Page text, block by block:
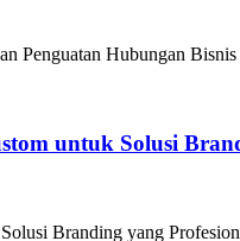
Penguatan Hubungan
untuk Solusi
Branding yang